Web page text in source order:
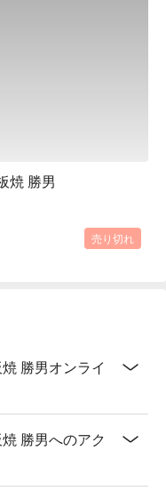
焼 勝男
売り切れ
勝男オンライ
勝男へのアク